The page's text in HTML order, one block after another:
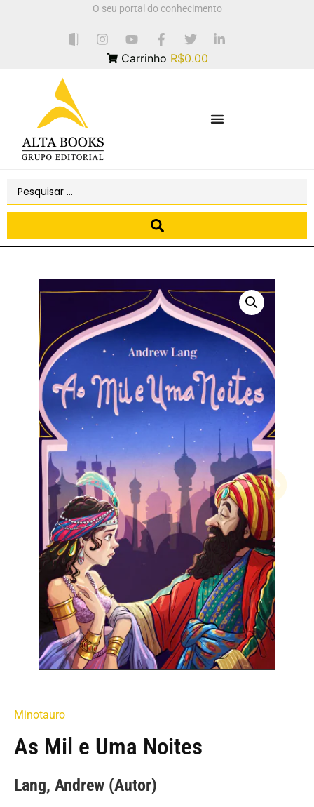
O seu portal do conhecimento
Carrinho R$0.00
Minotauro
As Mil e Uma Noites
Lang, Andrew (Autor)